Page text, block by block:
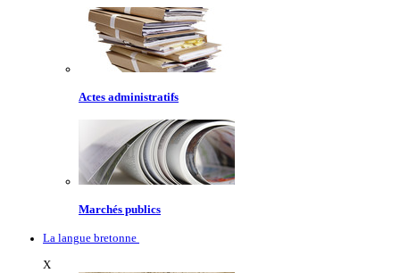
Actes administratifs
Marchés publics
La langue bretonne
X